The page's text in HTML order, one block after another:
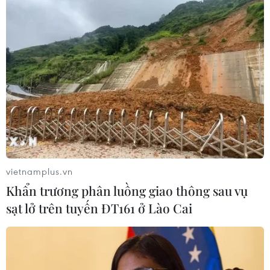
tiền đơn giản, thuận tiện bằng thẻ ATM, giấy tờ cá
vietnamplus.vn
Khẩn trương phân luồng giao thông sau vụ
sạt lở trên tuyến ĐT161 ở Lào Cai